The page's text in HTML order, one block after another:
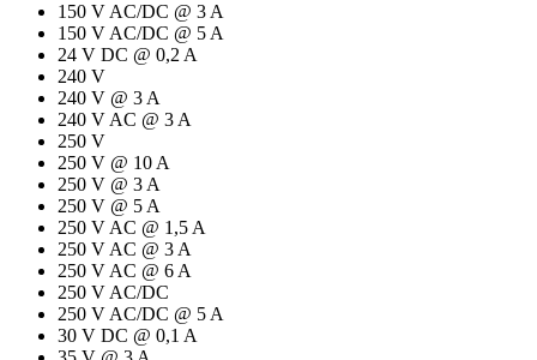
150 V AC/DC @ 3 A
150 V AC/DC @ 5 A
24 V DC @ 0,2 A
240 V
240 V @ 3 A
240 V AC @ 3 A
250 V
250 V @ 10 A
250 V @ 3 A
250 V @ 5 A
250 V AC @ 1,5 A
250 V AC @ 3 A
250 V AC @ 6 A
250 V AC/DC
250 V AC/DC @ 5 A
30 V DC @ 0,1 A